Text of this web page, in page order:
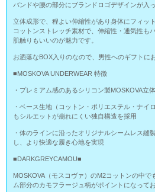
バンドや腰の部分にブランドロゴデザインが入
立体成形で、程よい伸縮性があり身体にフィッ
コットンストレッチ素材で、伸縮性・通気性も
肌触りもいいのが魅力です。
お洒落なBOX入りのなので、男性へのギフトに
■MOSKOVA UNDERWEAR 特徴
・プレミアム感のあるシリコン製MOSKOVA立
・ベース生地（コットン・ポリエステル・ナイ
もシルエットが崩れにくい独自構造を採用
・体のラインに沿ったオリジナルシームレス縫
し、より快適な履き心地を実現
■DARKGREYCAMOU■
MOSKOVA（モスコヴァ）のM2コットンの中
ム部分のカモフラージュ柄がポイントになってお